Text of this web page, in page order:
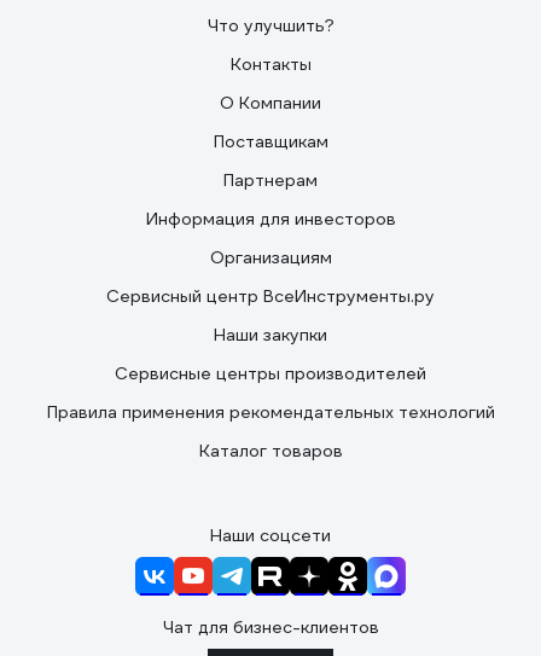
Что улучшить?
Контакты
О Компании
Поставщикам
Партнерам
Информация для инвесторов
Организациям
Сервисный центр ВсеИнструменты.ру
Наши закупки
Сервисные центры производителей
Правила применения рекомендательных технологий
Каталог товаров
Наши соцсети
Чат для бизнес-клиентов